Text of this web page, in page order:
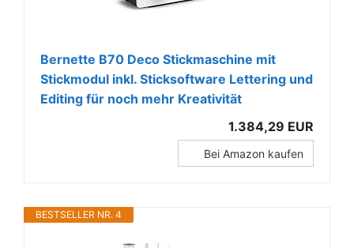
Bernette B70 Deco Stickmaschine mit
Stickmodul inkl. Sticksoftware Lettering und
Editing für noch mehr Kreativität
1.384,29 EUR
Bei Amazon kaufen
BESTSELLER NR. 4